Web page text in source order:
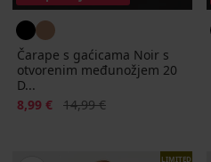
Čarape s gaćicama Noir s
otvorenim međunožjem 20
D...
Popust
8,99 € Prvobitna cijena
14,99 €
LIMITED